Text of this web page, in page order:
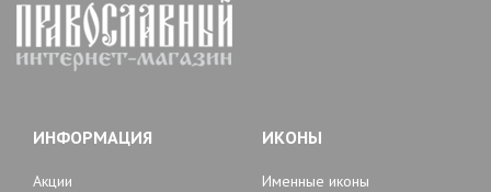
ИНФОРМАЦИЯ
Акции
ИКОНЫ
Именные иконы